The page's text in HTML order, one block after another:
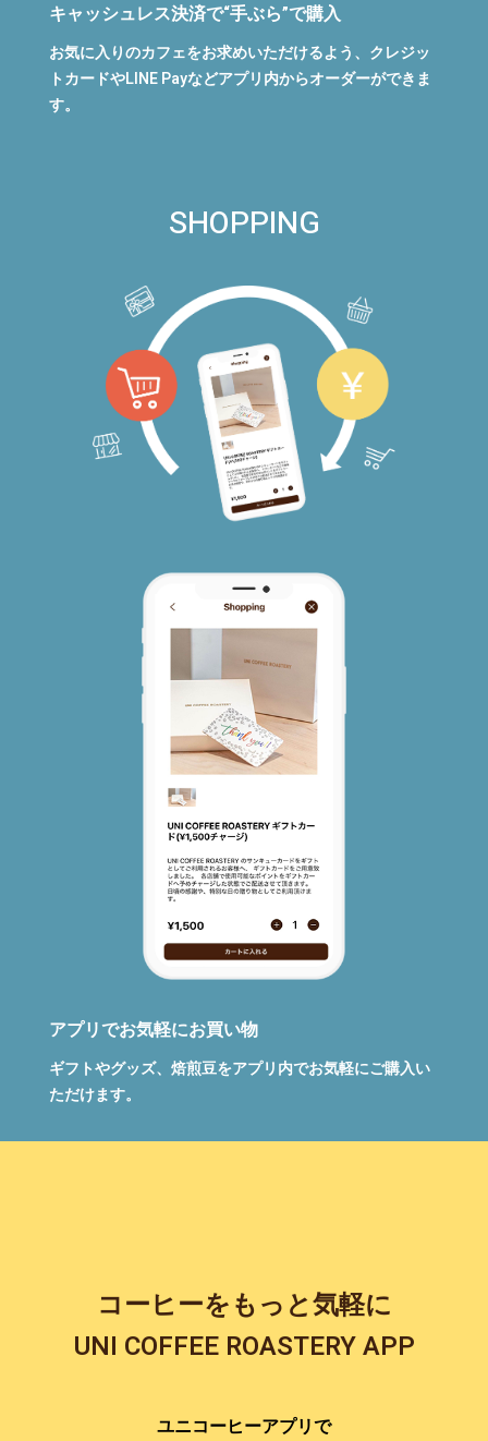
キャッシュレス決済で“手ぶら”で購入
お気に入りのカフェをお求めいただけるよう、クレジッ
トカードやLINE Payなどアプリ内からオーダーができま
す。
SHOPPING
アプリでお気軽にお買い物
ギフトやグッズ、焙煎豆をアプリ内でお気軽にご購入い
ただけます。
コーヒーをもっと気軽に
UNI COFFEE ROASTERY APP
ユニコーヒーアプリで